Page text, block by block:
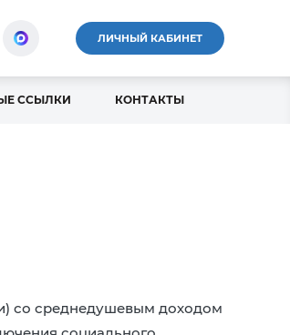
ЛИЧНЫЙ КАБИНЕТ
ССЫЛКИ КОНТАКТЫ
со среднедушевым доходом